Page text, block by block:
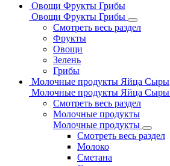
Овощи Фрукты Грибы
Овощи Фрукты Грибы
Смотреть весь раздел
Фрукты
Овощи
Зелень
Грибы
Молочные продукты Яйца Сыры
Молочные продукты Яйца Сыры
Смотреть весь раздел
Молочные продукты
Молочные продукты
Смотреть весь раздел
Молоко
Сметана